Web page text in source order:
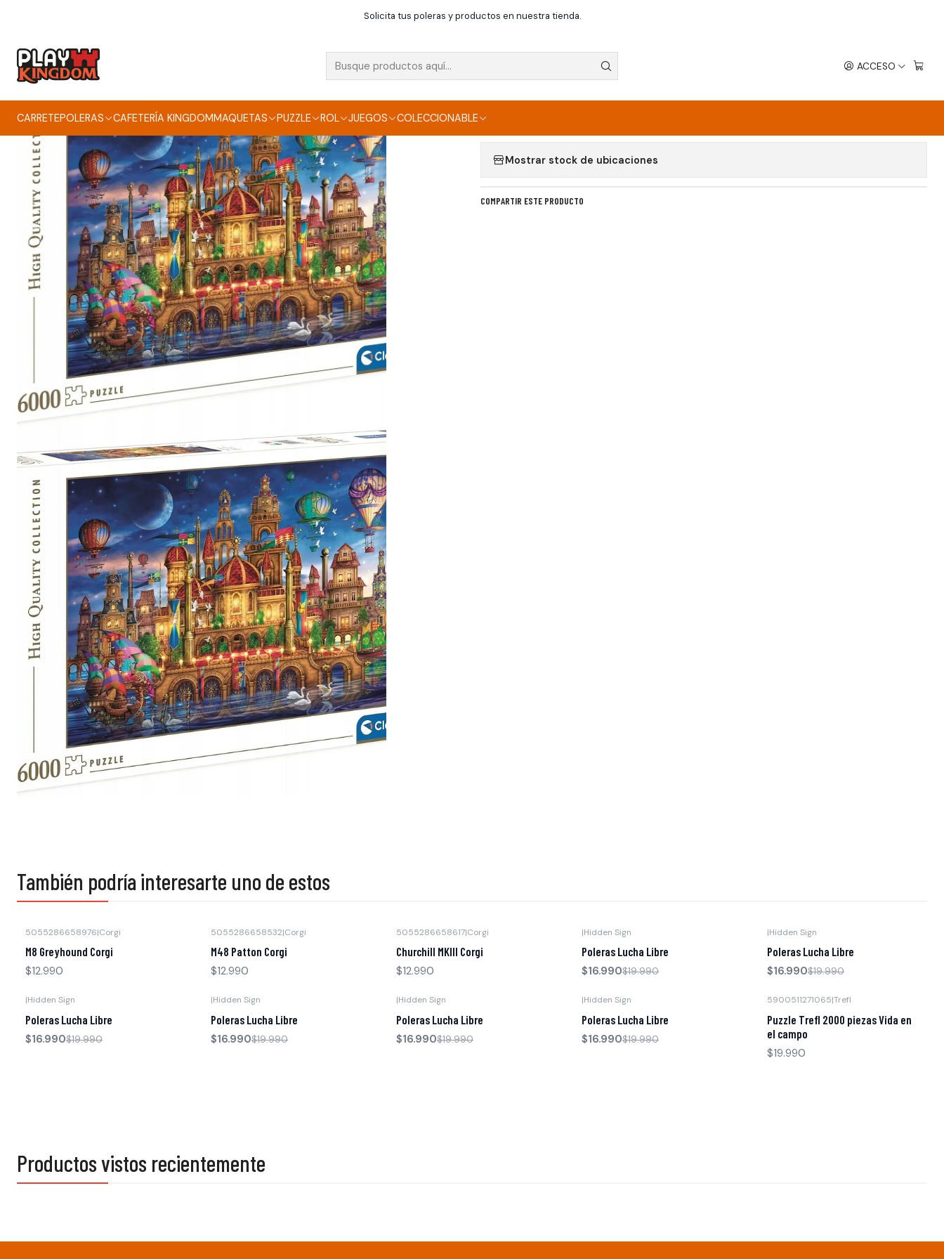
ACCESO
CARRETEPOLERAS CAFETERÍA KINGDOMMAQUETAS PUZZLE ROL JUEGOS COLECCIONABLE
Solicita tus poleras y productos en nuestra tienda.
Inicio Puzzle PZL 6000 HQC DOWNTOWN
PZL 6000 HQC DOWNTOWN
Mostrar stock de ubicaciones
COMPARTIR ESTE PRODUCTO
También podría interesarte uno de estos
5055286658976|Corgi
M8 Greyhound Corgi
$12.990
5055286658532|Corgi
M48 Patton Corgi
$12.990
5055286658617|Corgi
Churchill MKIII Corgi
$12.990
|Hidden Sign
Poleras Lucha Libre
$16.990$19.990
|Hidden Sign
Poleras Lucha Libre
$16.990$19.990
|Hidden Sign
Poleras Lucha Libre
$16.990$19.990
|Hidden Sign
Poleras Lucha Libre
$16.990$19.990
|Hidden Sign
Poleras Lucha Libre
$16.990$19.990
|Hidden Sign
Poleras Lucha Libre
$16.990$19.990
5900511271065|Trefl
Puzzle Trefl 2000 piezas Vida en
el campo
$19.990
Productos vistos recientemente